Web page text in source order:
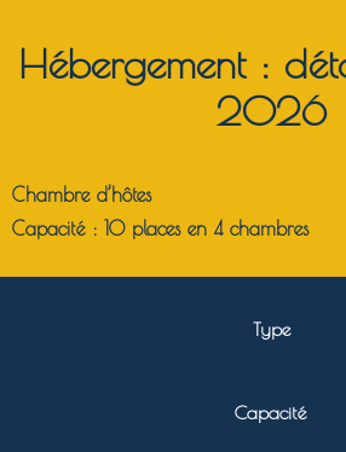
Hébergement :
2026
Chambre d’hôtes
Capacité : 10 places en 4 chambres
Type
Capacité